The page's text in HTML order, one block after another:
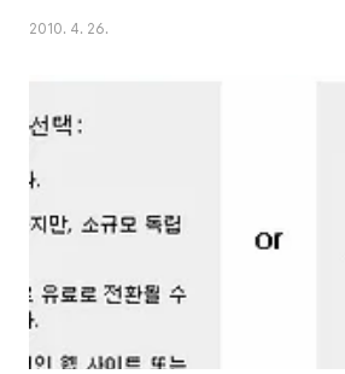
사진을 트위터에는 보낼 수 있을까? 물론 보낼 수 있습
Mobypicture는 아래와 같이 다양한 서비스로 등록
휴대폰에서 업데이트 하는 과정을 소개하겠습니다
이폰, 안드로이드, 노키..
2010. 4. 26.